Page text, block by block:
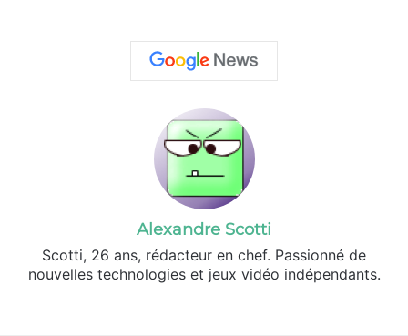
Alexandre Scotti
Scotti, 26 ans, rédacteur en chef. Passionné de
nouvelles technologies et jeux vidéo indépendants.